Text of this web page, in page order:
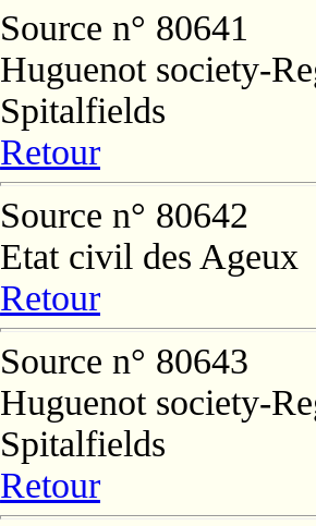
Source n° 80641
Huguenot society-
Spitalfields
Retour
Source n° 80642
Etat civil des Ageux
Retour
Source n° 80643
Huguenot society-
Spitalfields
Retour